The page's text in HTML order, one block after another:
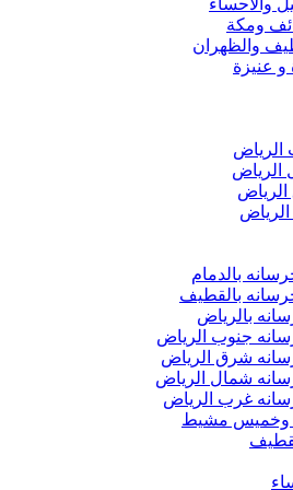
ومكة
والظهران
و عنيزة
الرياض
الرياض
الرياض
بالدمام
بالقطيف
بالرياض
جنوب الرياض
شرق الرياض
شمال الرياض
غرب الرياض
وخميس مشيط